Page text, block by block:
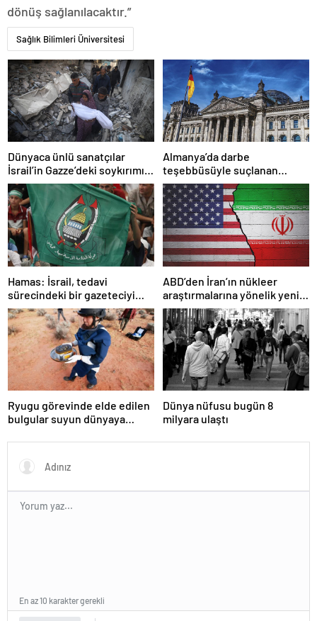
dönüş sağlanılacaktır.”
Sağlık Bilimleri Üniversitesi
Dünyaca ünlü sanatçılar
İsrail’in Gazze’deki soykırımını
kınadı
Almanya’da darbe
teşebbüsüyle suçlanan
örgüte ait dernek yasaklandı
Hamas: İsrail, tedavi
sürecindeki bir gazeteciyi
öldürerek savaş suçu
işlemiştir
ABD’den İran’ın nükleer
araştırmalarına yönelik yeni
yaptırımlar
Ryugu görevinde elde edilen
bulgular suyun dünyaya
olabileceğini gösteriyor
Dünya nüfusu bugün 8
milyara ulaştı
En az 10 karakter gerekli